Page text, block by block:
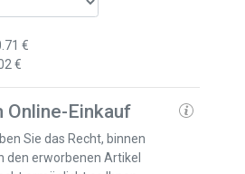
€
€
Einkauf
Sie das Recht, binnen
den erworbenen Artikel